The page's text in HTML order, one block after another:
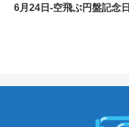
6月24日-空飛ぶ円盤記念日